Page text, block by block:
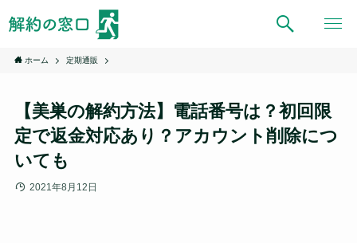
ホーム 定期通販
【美巣の解約方法】電話番号は？初回限
定で返金対応あり？アカウント削除につ
いても
2021年8月12日